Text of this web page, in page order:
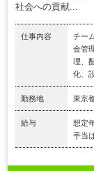
社会への貢献...
仕事内容
チー
金管
理、
化、
勤務地 東京
給与
想定
手当